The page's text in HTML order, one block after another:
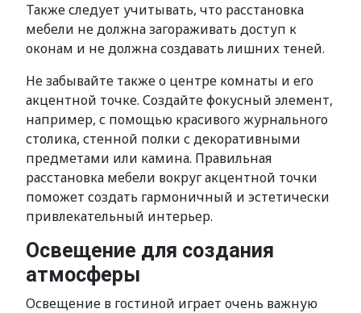
Также следует учитывать, что расстановка
мебели не должна загораживать доступ к
оконам и не должна создавать лишних теней.
Не забывайте также о центре комнаты и его
акцентной точке. Создайте фокусный элемент,
например, с помощью красивого журнального
столика, стенной полки с декоративными
предметами или камина. Правильная
расстановка мебели вокруг акцентной точки
поможет создать гармоничный и эстетически
привлекательный интерьер.
Освещение для создания
атмосферы
Освещение в гостиной играет очень важную